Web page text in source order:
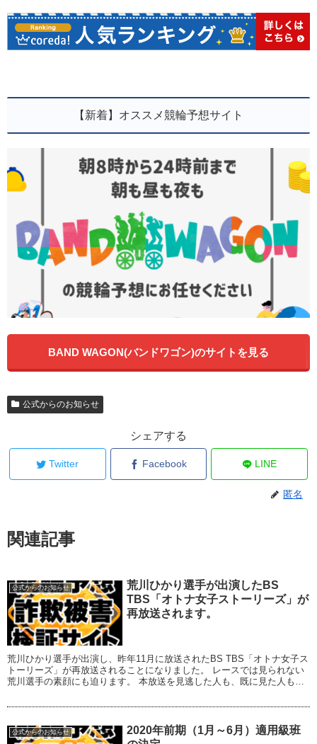
【新着】オススメ競輪予想サイト
BAND WAGON(バンドワゴン)のサイトを見る
公式からのお知らせ
シェアする
Twitter Facebook LINE
匿名
関連記事
公式からのお知らせ
荒川ひかり選手が出演したBS
TBS「オトナ女子ストーリーズ」が
再放送されます。
荒川ひかり選手が出演し、昨年11月に放送されたBS TBS「オトナ女子ス
トーリーズ」が再放送されることになりました。 レースでは見られない
荒川選手の素顔にも迫ります。 本放送を見逃した人も、既に見た人も、
公式からのお知らせ
2020年前期（1月～6月）適用級班